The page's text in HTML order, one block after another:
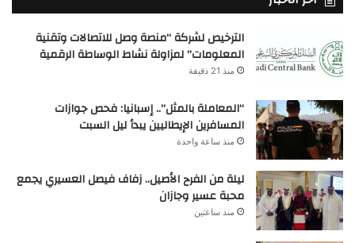
الترخيص لشركة “منصة وصل للاتصالات وتقنية
المعلومات” لمزاولة نشاط الوساطة الرقمية
منذ 21 دقيقة
“المعاملة بالمثل”.. إسبانيا: فحص جوازات
المسافرين الإيطاليين يبدأ ليل السبت
منذ ساعة واحدة
ليلة من الفرح الأصيل.. زفاف فيصل العسيري يجمع
محبة عسير وجازان
منذ ساعتين